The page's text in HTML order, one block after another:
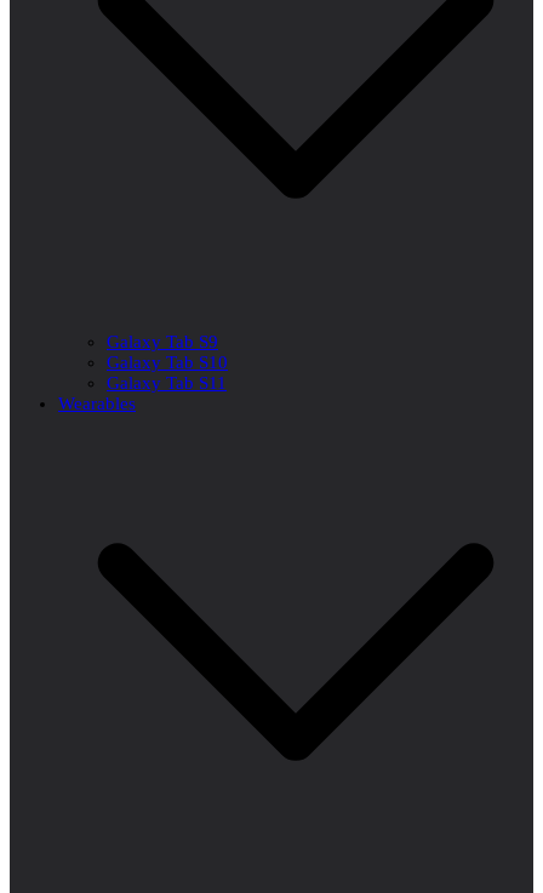
Galaxy Tab S9
Galaxy Tab S10
Galaxy Tab S11
Wearables